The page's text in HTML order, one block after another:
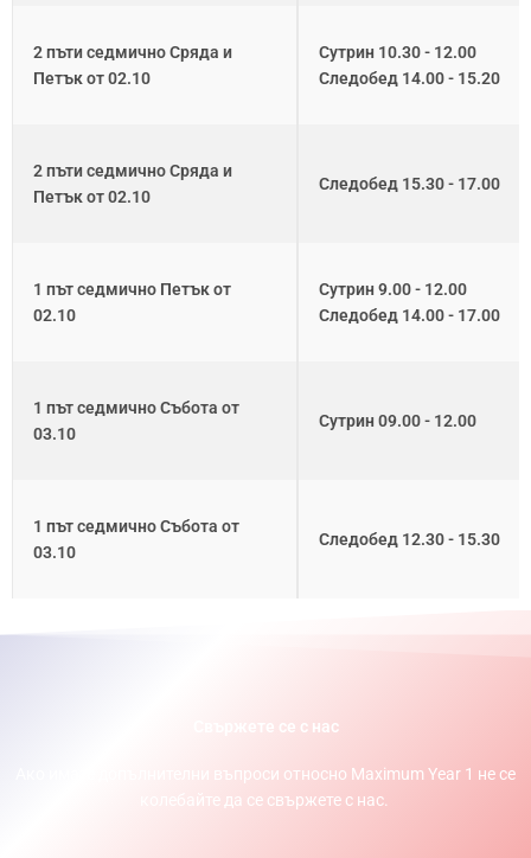
2 пъти седмично Сряда и
Петък от 02.10
Сутрин 10.30 - 12.00
Следобед 14.00 - 15.20
2 пъти седмично Сряда и
Петък от 02.10
Следобед 15.30 - 17.00
1 път седмично Петък от
02.10
Сутрин 9.00 - 12.00
Следобед 14.00 - 17.00
1 път седмично Събота от
03.10
Сутрин 09.00 - 12.00
1 път седмично Събота от
03.10
Следобед 12.30 - 15.30
Свържете се с нас
Ако имате допълнителни въпроси относно Maximum Year 1 не се
колебайте да се свържете с нас.